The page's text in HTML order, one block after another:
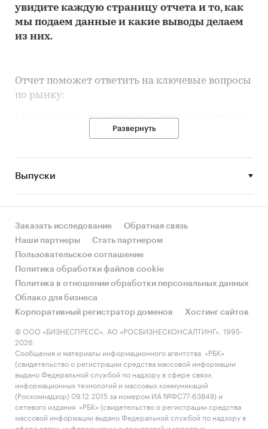
увидите каждую страницу отчета и то,как
мы подаем данные и какие выводы делаем
из них.
Отчет поможет ответить на ключевые вопросы
по рынку:
• Каков объем розничного рынка косметики и
парфюмерии в Хабаровскому краю, много это
России?
• Рынок растет или снижается? Если растет, то
за счет реального спроса или за счет
динамикой других регионов?
• Какое место регион занимает в России и в
своем федеральном округе по объему продаж
и по продажам на душу населения?
• К какому сегменту можно отнести рынок по
размеру и темпом роста (малый/крупный, с
опережающей динамикой/с отстающей
динамикой) в стратегической перспективе и в
текущей ситуации? Меняются ли позиции
региона с течением времени?
• Насколько рынок насыщен и какой у региона
потенциал роста, если сравнить его с
регионами со схожими доходами, со схожей
Развернуть
Выпуски
Заказать исследование
Обратная связь
Наши партнеры
Стать партнером
Пользовательское соглашение
Политика обработки файлов cookie
Политика в отношении обработки персональных данных
Облако для бизнеса
Корпоративный регистратор доменов
Хостинг сайтов
© ООО «БИЗНЕСПРЕСС», АО «РОСБИЗНЕСКОНСАЛТИНГ», 1995-
2026.
Сообщения и материалы информационного агентства «РБК»
(свидетельство о регистрации средства массовой информации
выдано Федеральной службой по надзору в сфере связи,
информационных технологий и массовых коммуникаций
(Роскомнадзор) 09.12.2015 за номером ИА №ФС77-63848) и
сетевого издания «РБК» (свидетельство о регистрации средства
массовой информации выдано Федеральной службой по надзору в